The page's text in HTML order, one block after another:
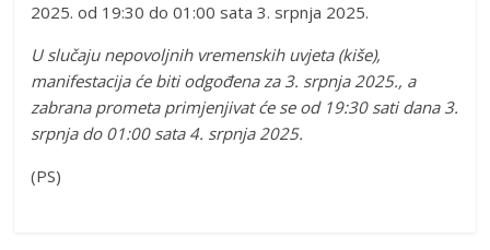
2025. od 19:30 do 01:00 sata 3. srpnja 2025.
U slučaju nepovoljnih vremenskih uvjeta (kiše),
manifestacija će biti odgođena za 3. srpnja 2025., a
zabrana prometa primjenjivat će se od 19:30 sati dana 3.
srpnja do 01:00 sata 4. srpnja 2025.
(PS)